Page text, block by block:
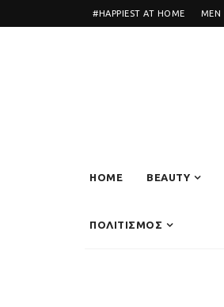
#HAPPIEST AT HOME MEN
HOME BEAUTY
ΠΟΛΙΤΙΣΜΟΣ